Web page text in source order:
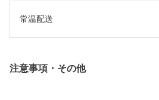
常温配送
注意事項・その他